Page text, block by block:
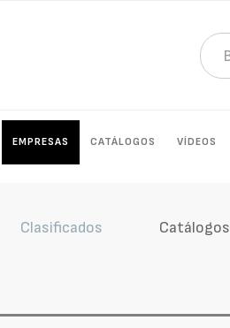
EMPRESAS CATÁLOGOS VÍDEOS
Clasificados Catálogos